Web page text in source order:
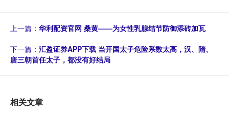
上一篇： 华利配资官网 桑黄——为女性乳腺结节防御添砖加瓦
下一篇： 汇盈证券APP下载 当开国太子危险系数太高，汉、隋、
唐三朝首任太子，都没有好结局
相关文章